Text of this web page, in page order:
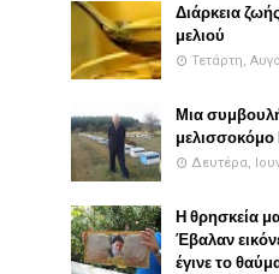
Διάρκεια
μελιού
Τετάρτη,
Μια
Δευτέρα,
Η θρησκεία
Έβαλαν
έγινε το